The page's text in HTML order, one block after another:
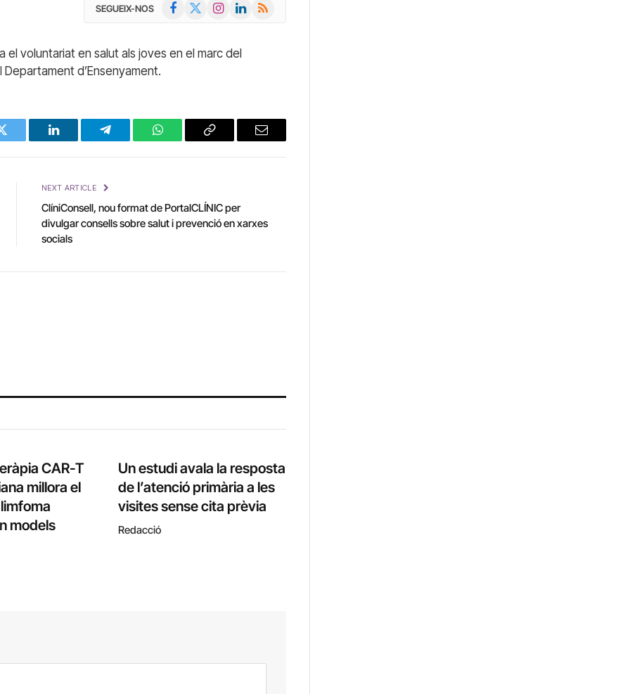
SEGUEIX-NOS Facebook InstagramLinkedIn
RSS
el voluntariat en salut als joves en el marc del
d’Ensenyament.
Twitter LinkedIn Telegram WhatsAppCopy
Email
NEXT ARTICLE
ClíniConsell, nou format de PortalCLÍNIC per
divulgar consells sobre salut i prevenció en xarxes
socials
CAR-T
millora el
models
Un estudi avala la resposta
de l’atenció primària a les
visites sense cita prèvia
Redacció